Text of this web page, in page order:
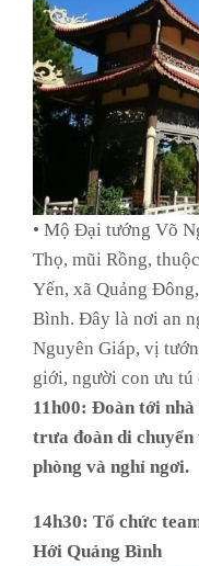
• Mộ Đại tướng Võ
Thọ, mũi Rồng,
Yến, xã Quảng
Bình. Đây là nơi an
Nguyên Giáp, vị
giới, người con ưu tú
11h00: Đoàn tới nhà
trưa đoàn di chuyển
phòng và nghỉ ngơi.
14h30: Tổ chức
Hới Quảng Bình